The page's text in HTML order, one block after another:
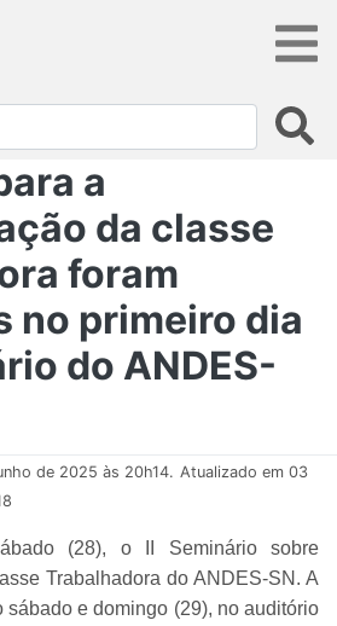
a
da classe
foram
no primeiro dia
do ANDES-
de 2025 às 20h14. Atualizado em 03
(28), o II Seminário sobre
Trabalhadora do ANDES-SN. A
sábado e domingo (29), no auditório